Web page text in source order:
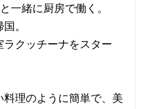
一緒に厨房で働く。
。
クッチーナをスター
理のように簡単で、美